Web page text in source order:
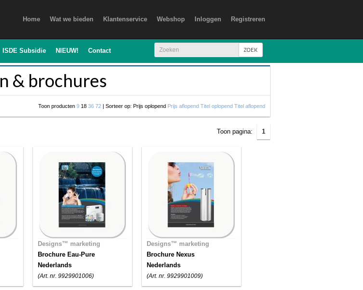
Home Wat we bieden Klantenservice Webshop Inloggen Registreren
ISDE Subsidie NIEUW! Contact ZOEK
& brochures
Toon producten 9 18 36 72 | Sorteer op: Prijs oplopend Prijs aflopend Titel oplopend Titel aflopend
Toon pagina: 1
Designs™ marketing
Brochure Eau-Pure
Nederlands
(Art. nr. 9929901006)
Designs™ marketing
Brochure Nexus
Nederlands
(Art. nr. 9929901009)